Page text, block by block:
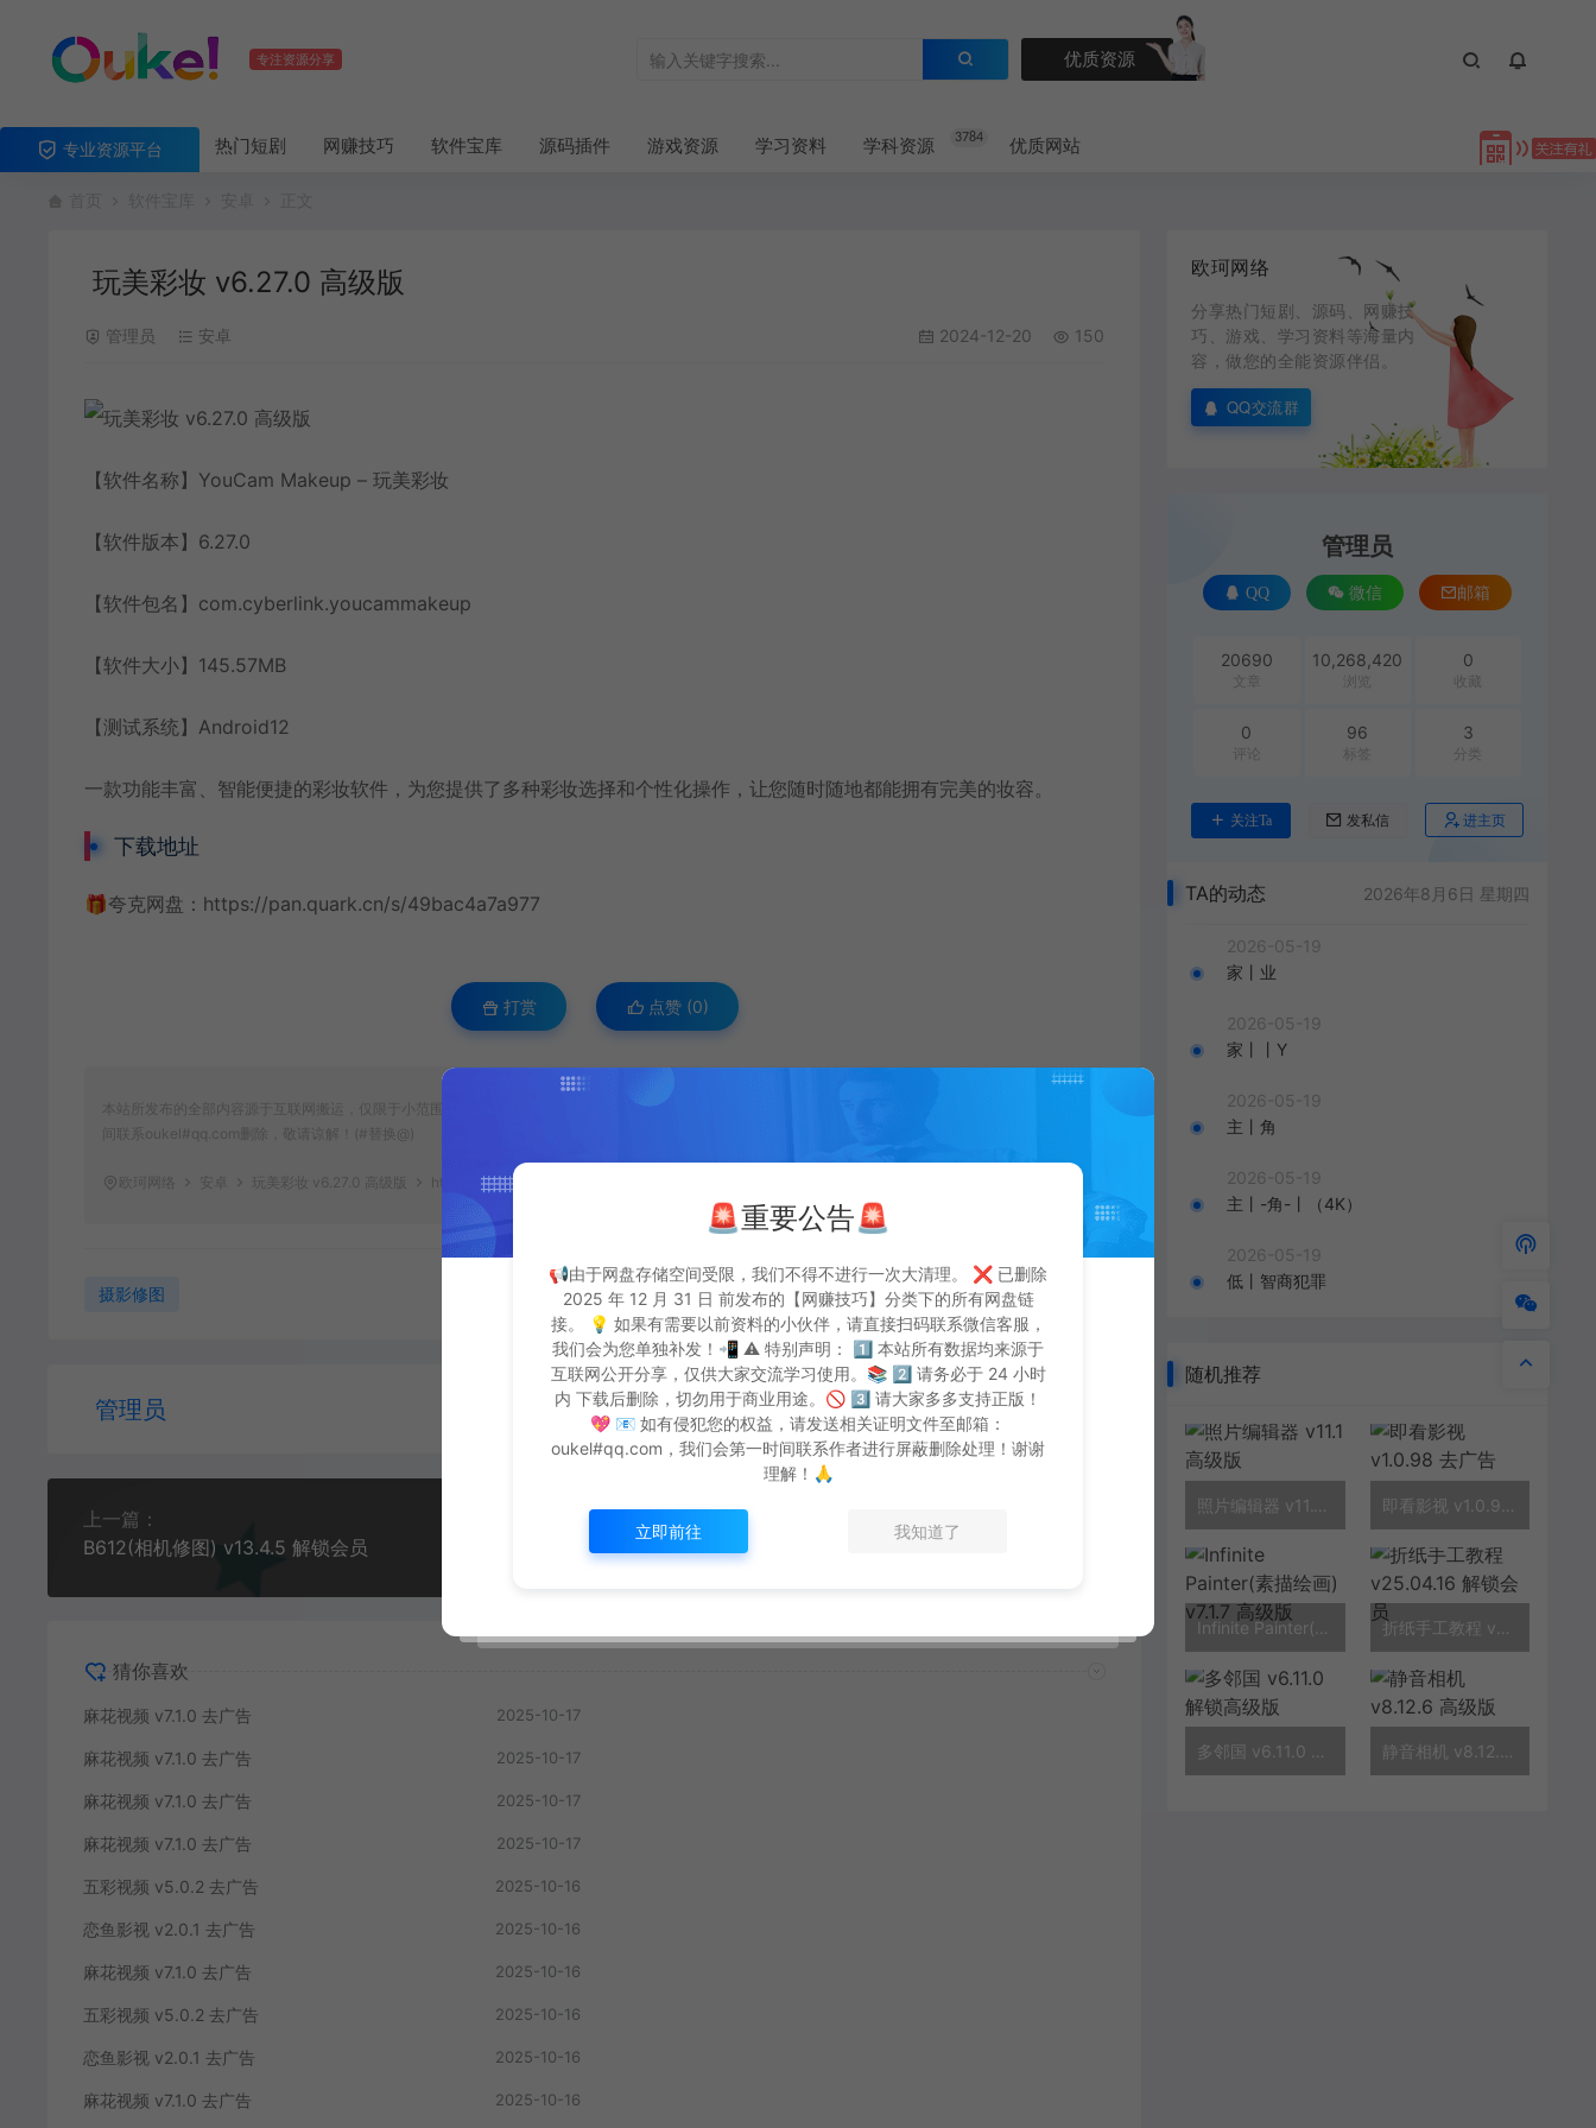
专注资源分享 优质资源
专业资源平台 热门短剧 网赚技巧 软件宝库 源码插件 游戏资源 学习资料 学科资源 3784 优质网站
玩美彩妆 v6.27.0 高级版
管理员 安卓 2024-12-20 150
【软件名称】YouCam Makeup – 玩美彩妆
【软件版本】6.27.0
【软件包名】com.cyberlink.youcammakeup
【软件大小】145.57MB
【测试系统】Android12
一款功能丰富、智能便捷的彩妆软件，为您提供了多种彩妆选择和个性化操作，让您随时随地都能拥有完美的妆容。
下载地址
🎁夸克网盘： https://pan.quark.cn/s/49bac4a7a977
打赏 点赞 (0)
本站所发布的全部内容源于互联网搬运，仅限于小范围内传播学习和文献参考，版权归属于原作者，请在下载后24小时内删除。 如果有侵权之处请第一时
间联系oukel#qq.com删除，敬请谅解！(#替换@)
欧珂网络 安卓 玩美彩妆 v6.27.0 高级版 https://oukel.com/388.html
摄影修图
管理员 生成海报 复制本文链接
上一篇：
B612(相机修图) v13.4.5 解锁会员
下一篇：
AI Chat(AI助手) v2.0.9 高级版
猜你喜欢
麻花视频 v7.1.0 去广告 2025-10-17
麻花视频 v7.1.0 去广告 2025-10-17
麻花视频 v7.1.0 去广告 2025-10-17
麻花视频 v7.1.0 去广告 2025-10-17
五彩视频 v5.0.2 去广告 2025-10-16
恋鱼影视 v2.0.1 去广告 2025-10-16
麻花视频 v7.1.0 去广告 2025-10-16
五彩视频 v5.0.2 去广告 2025-10-16
恋鱼影视 v2.0.1 去广告 2025-10-16
麻花视频 v7.1.0 去广告 2025-10-16
欧珂网络
分享热门短剧、源码、网赚技
巧、游戏、学习资料等海量内
容，做您的全能资源伴侣。
QQ交流群
管理员
QQ 微信 邮箱
20690
文章
10,268,420
浏览
0
收藏
0
评论
96
标签
3
分类
关注Ta 发私信 进主页
TA的动态 2026年8月6日 星期四
2026-05-19
家丨业
2026-05-19
家丨丨Y
2026-05-19
主丨角
2026-05-19
主丨-角-丨（4K）
2026-05-19
低丨智商犯罪
随机推荐
🚨重要公告🚨
📢由于网盘存储空间受限，我们不得不进行一次大清理。 ❌ 已删除
2025 年 12 月 31 日 前发布的【网赚技巧】分类下的所有网盘链
接。 💡 如果有需要以前资料的小伙伴，请直接扫码联系微信客服，
我们会为您单独补发！📲 ⚠️ 特别声明： 1️⃣ 本站所有数据均来源于
互联网公开分享，仅供大家交流学习使用。📚 2️⃣ 请务必于 24 小时
内 下载后删除，切勿用于商业用途。🚫 3️⃣ 请大家多多支持正版！
💖 📧 如有侵犯您的权益，请发送相关证明文件至邮箱：
oukel#qq.com，我们会第一时间联系作者进行屏蔽删除处理！谢谢
理解！🙏
立即前往 我知道了